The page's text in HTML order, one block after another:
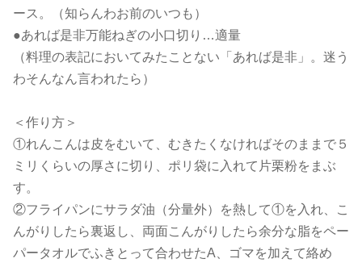
ース。（知らんわお前のいつも）
●あれば是非万能ねぎの小口切り…適量
（料理の表記においてみたことない「あれば是非」。迷う
わそんなん言われたら）
＜作り方＞
①れんこんは皮をむいて、むきたくなければそのままで５
ミリくらいの厚さに切り、ポリ袋に入れて片栗粉をまぶ
す。
②フライパンにサラダ油（分量外）を熱して①を入れ、こ
んがりしたら裏返し、両面こんがりしたら余分な脂をペー
パータオルでふきとって合わせたA、ゴマを加えて絡め